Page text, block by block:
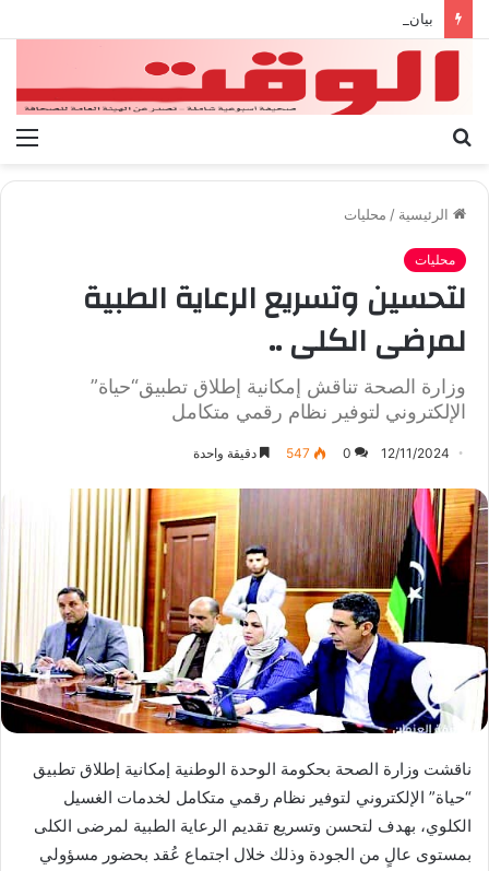
بيان الإتحاد الوطنى العام لعمال ليبيا
الرئيسية / محليات
محليات
لتحسين وتسريع الرعاية الطبية
لمرضى الكلى ..
وزارة الصحة تناقش إمكانية إطلاق تطبيق“حياة”
الإلكتروني لتوفير نظام رقمي متكامل
12/11/2024
0
547 دقيقة واحدة
ناقشت وزارة الصحة بحكومة الوحدة الوطنية إمكانية إطلاق تطبيق
“حياة” الإلكتروني لتوفير نظام رقمي متكامل لخدمات الغسيل
الكلوي، بهدف لتحسن وتسريع تقديم الرعاية الطبية لمرضى الكلى
بمستوى عالٍ من الجودة وذلك خلال اجتماع عُقد بحضور مسؤولي